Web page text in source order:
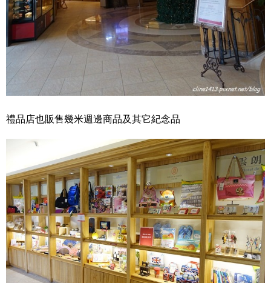
禮品店也販售幾米週邊商品及其它紀念品